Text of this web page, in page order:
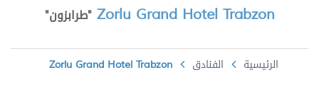
Zorlu Grand Hotel Trabzon
"طرابزون"
الرئيسية الفنادق Zorlu Grand Hotel Trabzon